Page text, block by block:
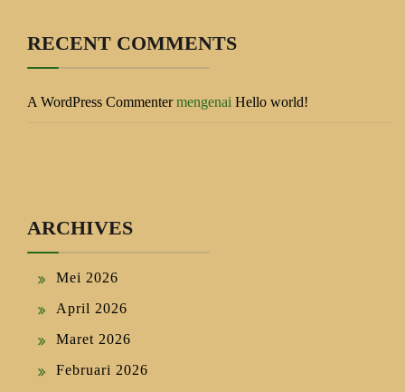
RECENT COMMENTS
A WordPress Commentermengenai Hello world!
ARCHIVES
Mei 2026
April 2026
Maret 2026
Februari 2026